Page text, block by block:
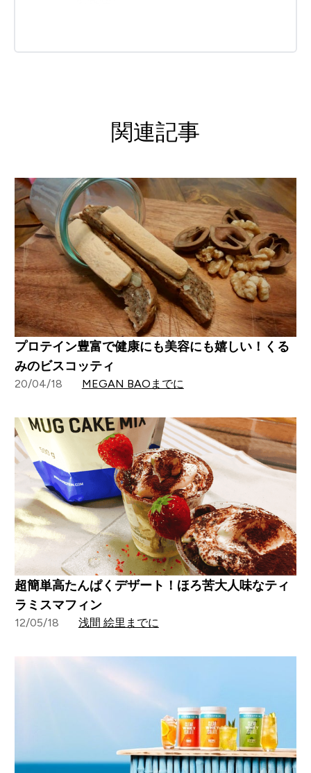
関連記事
プロテイン豊富で健康にも美容にも嬉しい！くる
みのビスコッティ
20/04/18 MEGAN BAOまでに
超簡単高たんぱくデザート！ほろ苦大人味なティ
ラミスマフィン
12/05/18 浅間 絵里までに